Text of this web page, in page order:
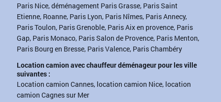
Paris Nice, déménagement Paris Grasse, Paris Saint
Etienne, Roanne, Paris Lyon, Paris Nîmes, Paris Annecy,
Paris Toulon, Paris Grenoble, Paris Aix en provence, Paris
Gap, Paris Monaco, Paris Salon de Provence, Paris Menton,
Paris Bourg en Bresse, Paris Valence, Paris Chambéry
Location camion avec chauffeur déménageur pour les ville
suivantes :
Location camion Cannes, location camion Nice, location
camion Cagnes sur Mer